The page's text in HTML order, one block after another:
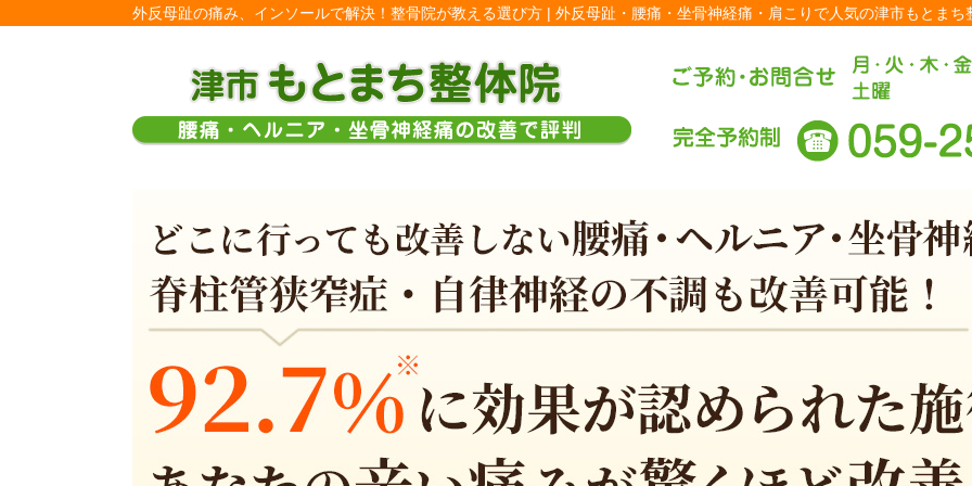
外反母趾の痛み、インソールで解決！整骨院が教える選び方 | 外反母趾・腰痛・坐骨神経痛・肩こりで人気の津市もとまち